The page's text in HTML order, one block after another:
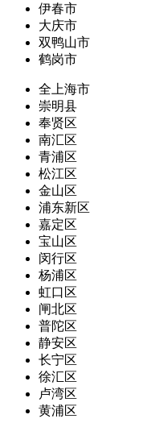
伊春市
大庆市
双鸭山市
鹤岗市
全上海市
崇明县
奉贤区
南汇区
青浦区
松江区
金山区
浦东新区
嘉定区
宝山区
闵行区
杨浦区
虹口区
闸北区
普陀区
静安区
长宁区
徐汇区
卢湾区
黄浦区